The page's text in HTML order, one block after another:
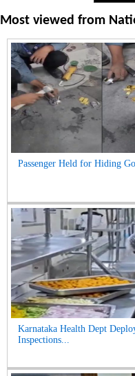
Most viewed from
Passenger Held for Hiding
Karnataka Health Dept
Inspections...